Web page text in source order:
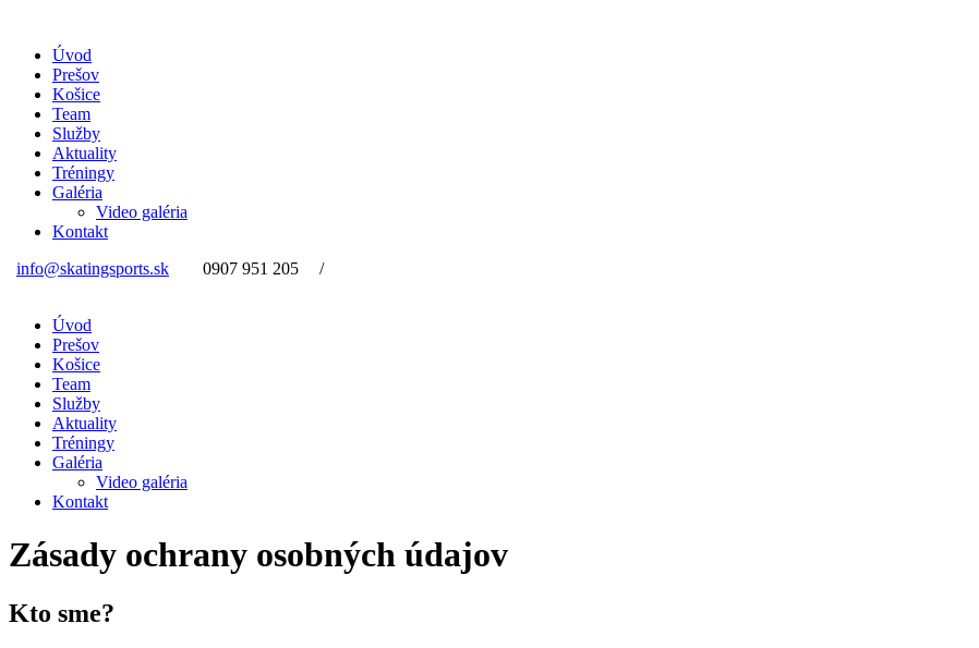
Úvod
Prešov
Košice
Team
Služby
Aktuality
Tréningy
Galéria
Video galéria
Kontakt
info@skatingsports.sk
0907 951 205 /
Úvod
Prešov
Košice
Team
Služby
Aktuality
Tréningy
Galéria
Video galéria
Kontakt
Zásady ochrany osobných údajov
Kto sme?